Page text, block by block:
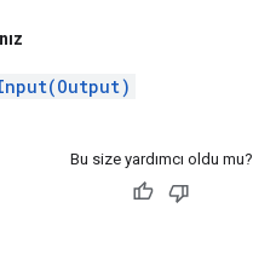
Bu size yardımcı oldu mu?